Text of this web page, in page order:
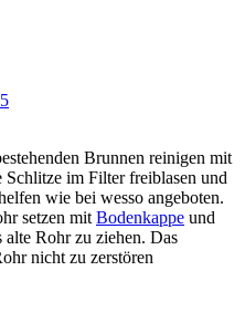
Brunnen reinigen mit
im Filter freiblasen und
wie bei wesso angeboten.
setzen mit Bodenkappe und
Rohr zu ziehen. Das
nicht zu zerstören